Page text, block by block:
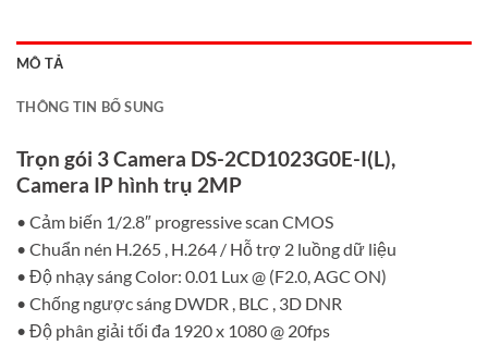
MÔ TẢ
THÔNG TIN BỔ SUNG
Trọn gói 3 Camera DS-2CD1023G0E-I(L),
Camera IP hình trụ 2MP
• Cảm biến 1/2.8″ progressive scan CMOS
• Chuẩn nén H.265 , H.264 / Hỗ trợ 2 luồng dữ liệu
• Độ nhạy sáng Color: 0.01 Lux @ (F2.0, AGC ON)
• Chống ngược sáng DWDR , BLC , 3D DNR
• Độ phân giải tối đa 1920 x 1080 @ 20fps